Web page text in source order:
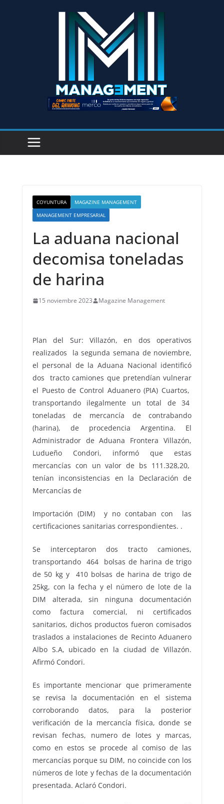
COYUNTURA
MAGAZINE MANAGEMENT
MANAGEMENT EMPRESARIAL
La aduana nacional
decomisa toneladas
de harina
15 noviembre 2023 Magazine Management
Plan del Sur: Villazón, en dos operativos
realizados la segunda semana de noviembre,
el personal de la Aduana Nacional identificó
dos tracto camiones que pretendían vulnerar
el Puesto de Control Aduanero (PIA) Cuartos,
transportando ilegalmente un total de 34
toneladas de mercancía de contrabando
(harina), de procedencia Argentina. El
Administrador de Aduana Frontera Villazón,
Ludueño Condori, informó que estas
mercancías con un valor de bs 111.328,20,
tenían inconsistencias en la Declaración de
Mercancías de
Importación (DIM) y no contaban con las
certificaciones sanitarias correspondientes. .
Se interceptaron dos tracto camiones,
transportando 464 bolsas de harina de trigo
de 50 kg y 410 bolsas de harina de trigo de
25kg, con la fecha y el número de lote de la
DIM alterada, sin ninguna documentación
como factura comercial, ni certificados
sanitarios, dichos productos fueron comisados
traslados a instalaciones de Recinto Aduanero
Albo S.A, ubicado en la ciudad de Villazón.
Afirmó Condori.
Es importante mencionar que primeramente
se revisa la documentación en el sistema
corroborando datos, para la posterior
verificación de la mercancía física, donde se
revisan fechas, numero de lotes y marcas,
como en estos se procede al comiso de las
mercancías porque su DIM, no coincide con los
números de lote y fechas de la documentación
presentada. Aclaró Condori.